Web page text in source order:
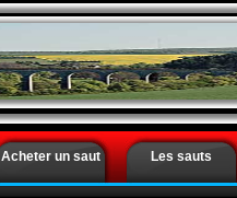
Acheter un saut Les sauts